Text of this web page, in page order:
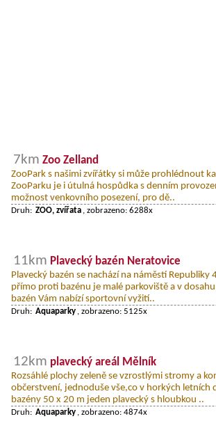
7km Zoo Zelland
ZooPark s našimi zvířátky si může prohlédnout
ZooParku je i útulná hospůdka s denním
možnost venkovního posezení, pro dě..
Druh: ZOO, zvířata , zobrazeno: 6288x
11km Plavecký bazén Neratovice
Plavecký bazén se nachází na náměstí
přímo proti bazénu je malé parkoviště a v
bazén Vám nabízí sportovní vyžití..
Druh: Aquaparky , zobrazeno: 5125x
12km plavecký areál Mělník
Rozsáhlé plochy zeleně se vzrostlými stromy a
občerstvení, jednoduše vše,co v horkých letních
bazény 50 x 20 m jeden plavecký s hloubkou ..
Druh: Aquaparky , zobrazeno: 4874x